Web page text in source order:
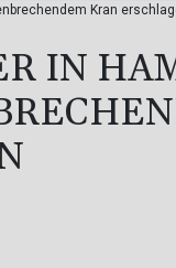
Kran
IN